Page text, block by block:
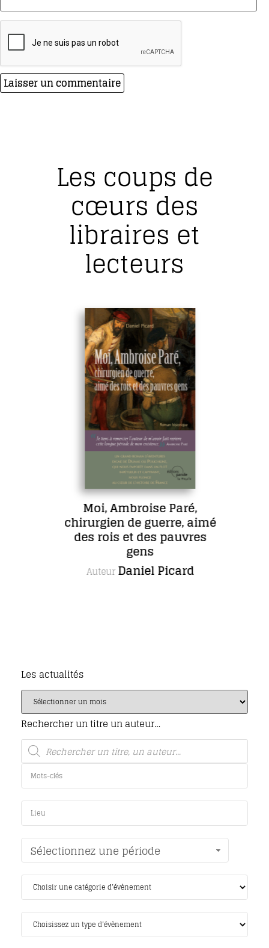
Les coups de
cœurs des
libraires et
lecteurs
Moi, Ambroise Paré,
chirurgien de guerre, aimé
des rois et des pauvres
gens
AuteurDaniel Picard
Les actualités
Rechercher un titre un auteur…
Sélectionnez une période